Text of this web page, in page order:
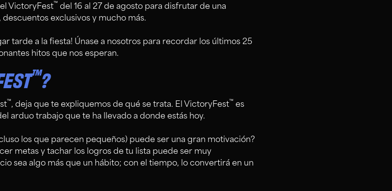
VictoryFest™ del 16 al 27 de agosto para disfrutar de una
exclusivos y mucho más.
tarde a la fiesta! Únase a nosotros para recordar los últimos 25
hitos que nos esperan.
™?
™, deja que te expliquemos de qué se trata. El VictoryFest™ es
arduo trabajo que te ha llevado a donde estás hoy.
los que parecen pequeños) puede ser una gran motivación?
metas y tachar los logros de tu lista puede ser muy
sea algo más que un hábito; con el tiempo, lo convertirá en un